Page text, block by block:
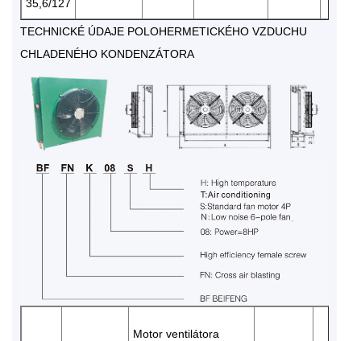
35,6/127
TECHNICKÉ ÚDAJE POLOHERMETICKÉHO VZDUCHU
CHLADENÉHO KONDENZÁTORA
Motor ventilátora